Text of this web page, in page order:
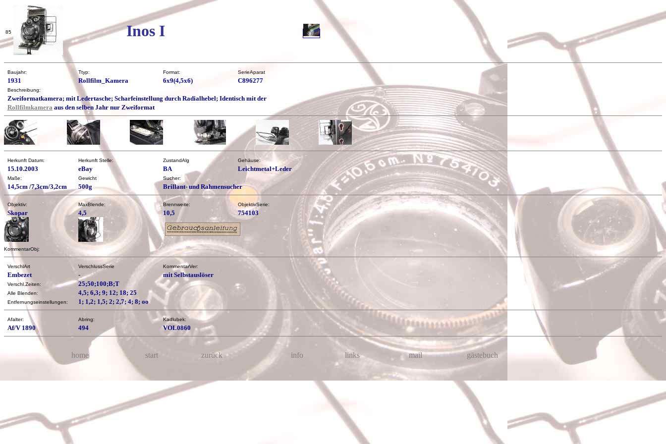
85 Inos I
Baujahr: Ttyp: Format: SerieAparat
1931 Rollfilm_Kamera 6x9(4,5x6) C896277
Beschreibung:
Zweiformatkamera; mit Ledertasche; Scharfeinstellung durch Radialhebel; Identisch mit der
Rollfilmkamera aus den selben Jahr nur Zweiformat
Herkunft Datum: Herkunft Stelle: ZustandAlg Gehäuse:
15.10.2003 eBay BA Leichtmetal+Leder
Maße: Gewicht Sucher:
14,5cm /7,3cm/3,2cm 500g Brillant- und Rahmensucher
Objektiv: MaxBlende: Brennweite: ObjektivSerie:
Skopar 4,5 10,5 754103
KommentarObj:
VerschlArt VerschlussSerie KommentarVer:
Embezet - mit Selbstauslöser
Verschl.Zeiten: 25;50;100;B;T
Alle Blenden: 4,5; 6,3; 9; 12; 18; 25
Entfernungseinstellungen: 1; 1,2; 1,5; 2; 2,7; 4; 8; oo
Afalter: Abring: Kadlubek:
Af/V 1890 494 VOL0860
home start zurück info links mail gästebuch